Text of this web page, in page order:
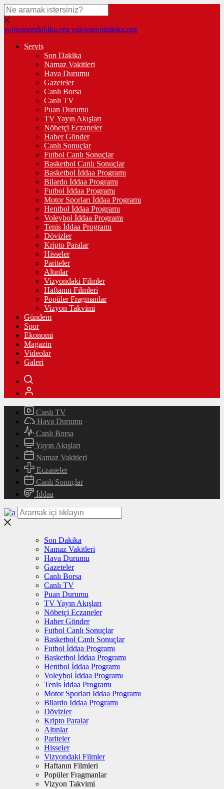
yalovasondakika.org yalovasondakika.org
Servis
Son Dakika
Namaz Vakitleri
Hava Durumu
Gazeteler
Canlı Borsa
Canlı TV
Puan Durumu
TV Yayın Akışları
Nöbetçi Eczaneler
Haber Gönder
Canlı Sonuçlar
Futbol Canlı Sonuçlar
Basketbol Canlı Sonuçlar
Basketbol İddaa Programı
Bilardo İddaa Programı
Futbol İddaa Programı
Motor Sporları İddaa Programı
Hentbol İddaa Programı
Voleybol İddaa Programı
Tenis İddaa Programı
Dövizler
Kripto Paralar
Hisseler
Pariteler
Altınlar
Vizyondaki Filmler
Haftanın Filmleri
Popüler Fragmanlar
Vizyon Takvimi
Gündem
Spor
Ekonomi
Magazin
Videolar
Galeri
Canlı TV
Hava Durumu
Canlı Borsa
Yayın Akışları
Namaz Vakitleri
Eczaneler
Canlı Sonuçlar
İddaa
Son Dakika
Namaz Vakitleri
Hava Durumu
Gazeteler
Canlı Borsa
Canlı TV
Puan Durumu
TV Yayın Akışları
Nöbetçi Eczaneler
Haber Gönder
Futbol Canlı Sonuçlar
Basketbol Canlı Sonuçlar
Futbol İddaa Programı
Basketbol İddaa Programı
Hentbol İddaa Programı
Voleybol İddaa Programı
Tenis İddaa Programı
Motor Sporları İddaa Programı
Bilardo İddaa Programı
Dövizler
Kripto Paralar
Altınlar
Pariteler
Hisseler
Vizyondaki Filmler
Haftanın Filmleri
Popüler Fragmanlar
Vizyon Takvimi